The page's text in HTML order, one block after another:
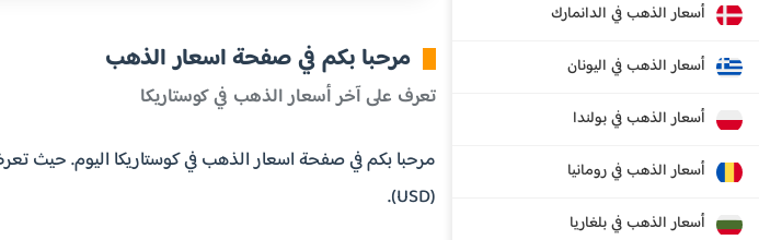
أسعار الذهب في الدانمارك
أسعار الذهب في اليونان
أسعار الذهب في بولندا
أسعار الذهب في رومانيا
أسعار الذهب في بلغاريا
مرحبا بكم في صفحة اسعار الذهب
تعرف على آخر أسعار الذهب في كوستاريكا
(USD).